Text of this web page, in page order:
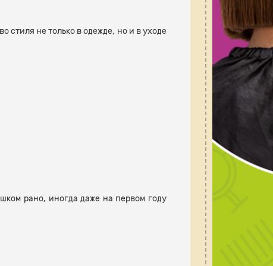
стиля не только в одежде, но и в уходе
рано, иногда даже на первом году